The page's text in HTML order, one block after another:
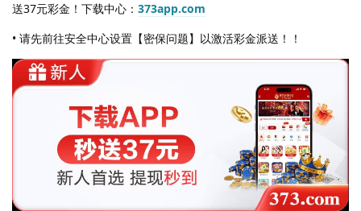
送37元彩金！下载中心： 373app.com
• 请先前往安全中心设置【密保问题】以激活彩金派送！！